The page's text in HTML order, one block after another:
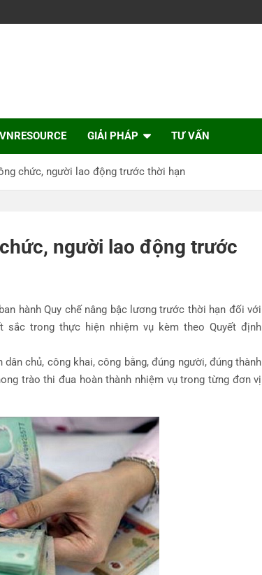
GIẢI PHÁP TƯ VẤN
chức, người lao động trước thời hạn
người lao động trước
hành Quy chế nâng bậc lương trước thời hạn đối với
trong thực hiện nhiệm vụ kèm theo Quyết định
chủ, công khai, công bằng, đúng người, đúng thành
trào thi đua hoàn thành nhiệm vụ trong từng đơn vị